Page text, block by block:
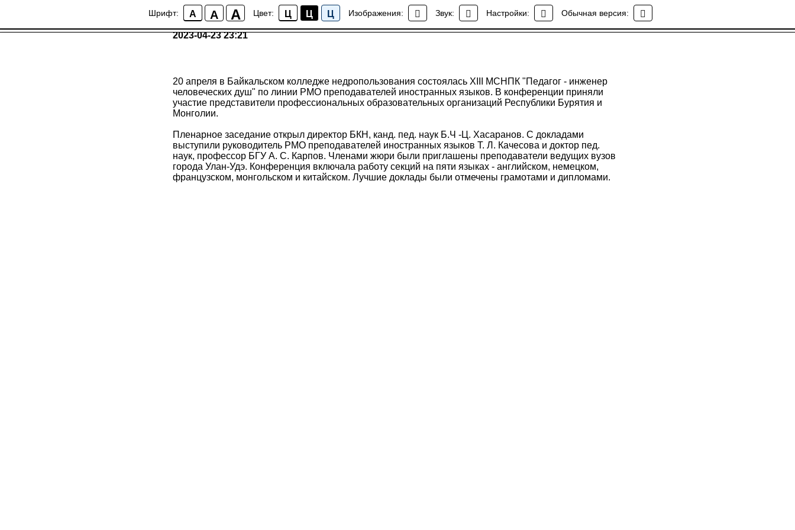
Шрифт: A A A Цвет: Ц Ц Ц Изображения: Звук: Настройки: Обычная версия:
Новости колледжа
На базе Байкальского колледжа недропользования прошла XIII МСНПК "Педагог - инженер
человеческих душ"
2023-04-23 23:21
20 апреля в Байкальском колледже недропользования состоялась XIII МСНПК "Педагог - инженер
человеческих душ" по линии РМО преподавателей иностранных языков. В конференции приняли
участие представители профессиональных образовательных организаций Республики Бурятия и
Монголии.
Пленарное заседание открыл директор БКН, канд. пед. наук Б.Ч -Ц. Хасаранов. С докладами
выступили руководитель РМО преподавателей иностранных языков Т. Л. Качесова и доктор пед.
наук, профессор БГУ А. С. Карпов. Членами жюри были приглашены преподаватели ведущих вузов
города Улан-Удэ. Конференция включала работу секций на пяти языках - английском, немецком,
французском, монгольском и китайском. Лучшие доклады были отмечены грамотами и дипломами.